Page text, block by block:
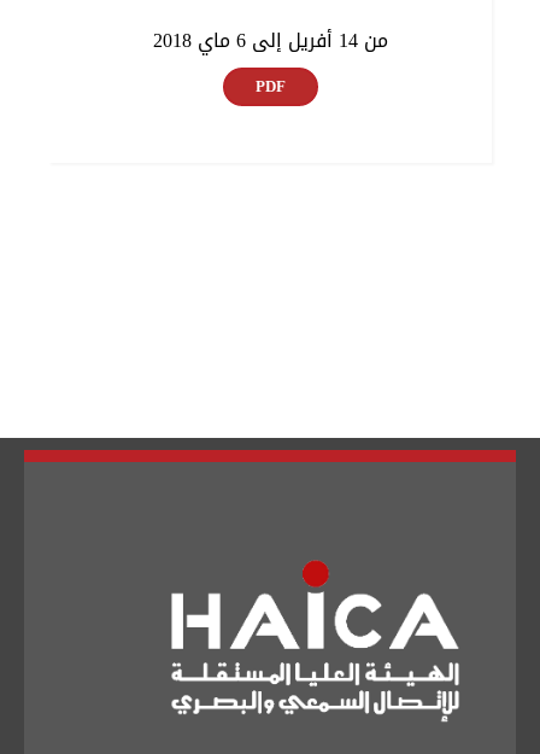
من 14 أفريل إلى 6 ماي 2018
PDF